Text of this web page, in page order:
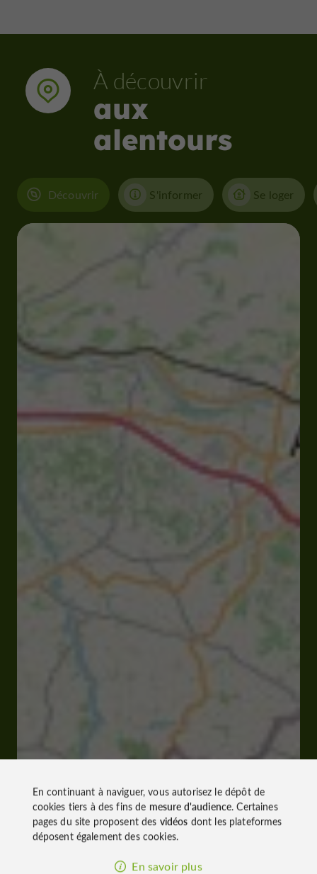
À découvrir
aux
alentours
Découvrir S'informer Se loger
En continuant à naviguer, vous autorisez le dépôt de
cookies tiers à des fins de mesure d'audience. Certaines
pages du site proposent des vidéos dont les plateformes
déposent également des cookies.
En savoir plus